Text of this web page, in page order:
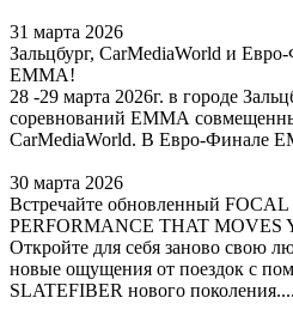
31 марта 2026
Зальцбург, CarMediaWorld и
ЕММА!
28 -29 марта 2026г. в городе
соревнований ЕММА
CarMediaWorld. В Евро-Финале
30 марта 2026
Встречайте обновленный
PERFORMANCE THAT MOVES
Откройте для себя заново свою
новые ощущения от поездок с
SLATEFIBER нового поколения....